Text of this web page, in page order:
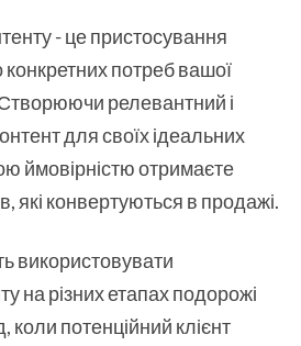
- це пристосування
потреб вашої
Створюючи релевантний і
для своїх ідеальних
ймовірністю отримаєте
які конвертуються в продажі.
використовувати
на різних етапах подорожі
коли потенційний клієнт